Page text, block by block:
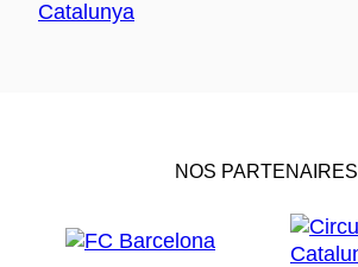
NOS PARTENAIRES